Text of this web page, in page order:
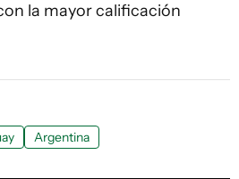
la mayor calificación
Argentina